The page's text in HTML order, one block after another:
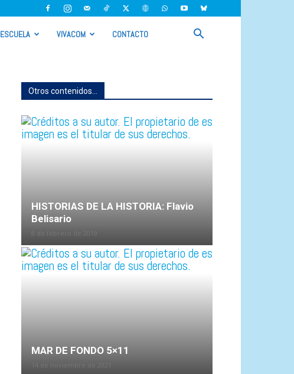
ESCUELA VIVACOM CONTACTO
Otros contenidos...
HISTORIAS DE LA HISTORIA: Flavio
Belisario
MAR DE FONDO 5×11